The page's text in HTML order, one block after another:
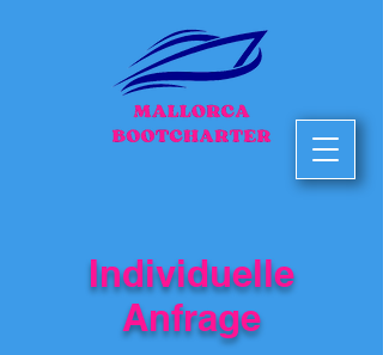
Individuelle
Anfrage